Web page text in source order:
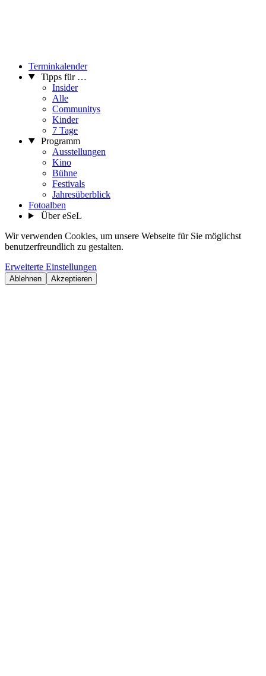
Terminkalender
Tipps für …
Insider
Alle
Communitys
Kinder
7 Tage
Programm
Ausstellungen
Kino
Bühne
Festivals
Jahresüberblick
Fotoalben
Über eSeL
Wir verwenden Cookies, um unsere Webseite für Sie möglichst
benutzerfreundlich zu gestalten.
Erweiterte Einstellungen
Ablehnen Akzeptieren